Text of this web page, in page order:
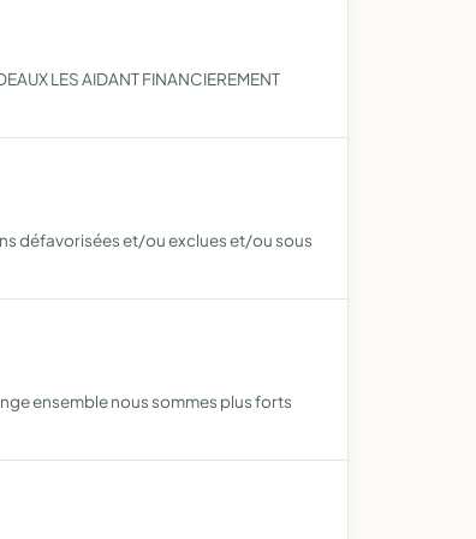
LES AIDANT FINANCIEREMENT
défavorisées et/ou exclues et/ou sous
ensemble nous sommes plus forts